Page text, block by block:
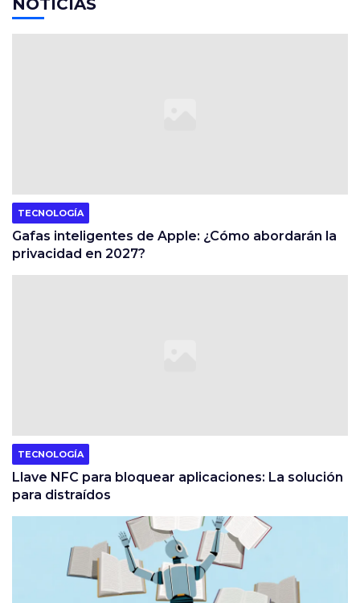
NOTICIAS
TECNOLOGÍA
Gafas inteligentes de Apple: ¿Cómo abordarán la
privacidad en 2027?
TECNOLOGÍA
Llave NFC para bloquear aplicaciones: La solución
para distraídos